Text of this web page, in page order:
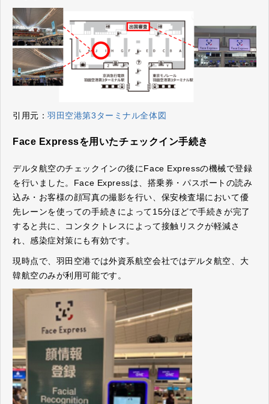
引用元：羽田空港第3ターミナル全体図
Face Expressを用いたチェックイン手続き
デルタ航空のチェックインの後にFace Expressの機械で登録
を行いました。Face Expressは、搭乗券・パスポートの読み
込み・お客様の顔写真の撮影を行い、保安検査場において優
先レーンを使っての手続きによって15分ほどで手続きが完了
すると共に、コンタクトレスによって接触リスクが軽減さ
れ、感染症対策にも有効です。
現時点で、羽田空港では外資系航空会社ではデルタ航空、大
韓航空のみが利用可能です。